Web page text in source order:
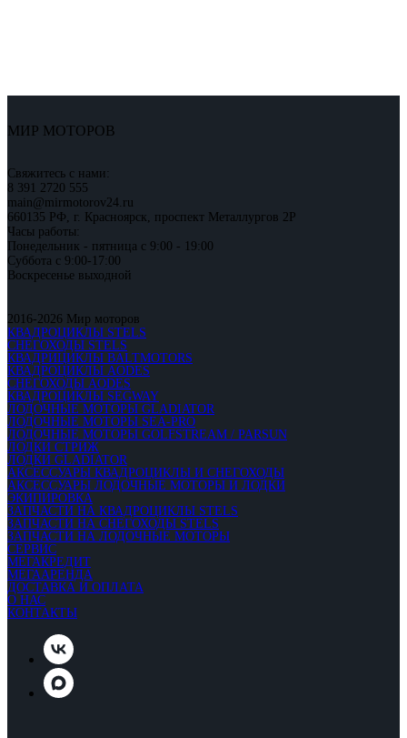
МИР МОТОРОВ
Свяжитесь с нами:
8 391 2720 555
main@mirmotorov24.ru
660135 РФ, г. Красноярск, проспект Металлургов 2Р
Часы работы:
Понедельник - пятница с 9:00 - 19:00
Суббота с 9:00-17:00
Воскресенье выходной
2016-2026 Мир моторов
КВАДРОЦИКЛЫ STELS
СНЕГОХОДЫ STELS
КВАДРИЦИКЛЫ BALTMOTORS
КВАДРОЦИКЛЫ AODES
СНЕГОХОДЫ AODES
КВАДРОЦИКЛЫ SEGWAY
ЛОДОЧНЫЕ МОТОРЫ GLADIATOR
ЛОДОЧНЫЕ МОТОРЫ SEA-PRO
ЛОДОЧНЫЕ МОТОРЫ GOLFSTREAM / PARSUN
ЛОДКИ СТРИЖ
ЛОДКИ GLADIATOR
АКСЕССУАРЫ КВАДРОЦИКЛЫ И СНЕГОХОДЫ
АКСЕССУАРЫ ЛОДОЧНЫЕ МОТОРЫ И ЛОДКИ
ЭКИПИРОВКА
ЗАПЧАСТИ НА КВАДРОЦИКЛЫ STELS
ЗАПЧАСТИ НА СНЕГОХОДЫ STELS
ЗАПЧАСТИ НА ЛОДОЧНЫЕ МОТОРЫ
СЕРВИС
МЕГАКРЕДИТ
МЕГААРЕНДА
ДОСТАВКА И ОПЛАТА
О НАС
КОНТАКТЫ